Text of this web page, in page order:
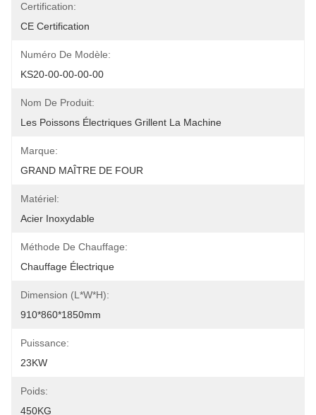
Certification:
CE Certification
Numéro De Modèle:
KS20-00-00-00-00
Nom De Produit:
Les Poissons Électriques Grillent La Machine
Marque:
GRAND MAÎTRE DE FOUR
Matériel:
Acier Inoxydable
Méthode De Chauffage:
Chauffage Électrique
Dimension (L*W*H):
910*860*1850mm
Puissance:
23KW
Poids:
450KG